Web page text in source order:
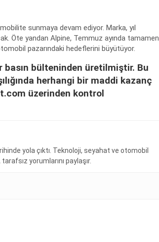
sunmaya devam ediyor. Marka, yıl
Öte yandan Alpine, Temmuz ayında tamamen
pazarındaki hedeflerini büyütüyor.
basın bülteninden üretilmiştir. Bu
herhangi bir maddi kazanç
üzerinden kontrol
yola çıktı. Teknoloji, seyahat ve otomobil
yorumlarını paylaşır.